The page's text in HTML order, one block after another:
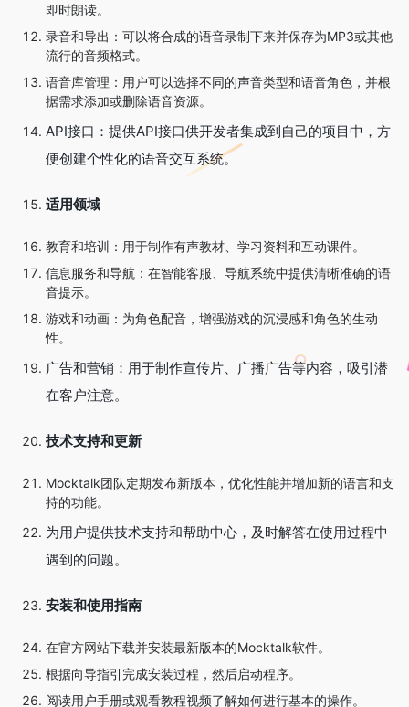
即时朗读。
录音和导出：可以将合成的语音录制下来并保存为MP3或其他
流行的音频格式。
语音库管理：用户可以选择不同的声音类型和语音角色，并根
据需求添加或删除语音资源。
API接口：提供API接口供开发者集成到自己的项目中，方
便创建个性化的语音交互系统。
适用领域
教育和培训：用于制作有声教材、学习资料和互动课件。
信息服务和导航：在智能客服、导航系统中提供清晰准确的语
音提示。
游戏和动画：为角色配音，增强游戏的沉浸感和角色的生动
性。
广告和营销：用于制作宣传片、广播广告等内容，吸引潜
在客户注意。
技术支持和更新
Mocktalk团队定期发布新版本，优化性能并增加新的语言和支
持的功能。
为用户提供技术支持和帮助中心，及时解答在使用过程中
遇到的问题。
安装和使用指南
在官方网站下载并安装最新版本的Mocktalk软件。
根据向导指引完成安装过程，然后启动程序。
阅读用户手册或观看教程视频了解如何进行基本的操作。